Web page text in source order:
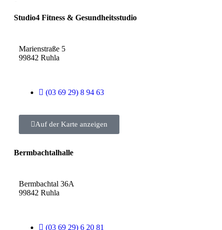
Studio4 Fitness & Gesundheitsstudio
Marienstraße 5
99842 Ruhla
(03 69 29) 8 94 63
Auf der Karte anzeigen
Bermbachtalhalle
Bermbachtal 36A
99842 Ruhla
(03 69 29) 6 20 81